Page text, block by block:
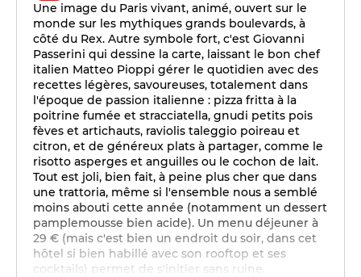
Une image du Paris vivant, animé, ouvert sur le
monde sur les mythiques grands boulevards, à
côté du Rex. Autre symbole fort, c'est Giovanni
Passerini qui dessine la carte, laissant le bon chef
italien Matteo Pioppi gérer le quotidien avec des
recettes légères, savoureuses, totalement dans
l'époque de passion italienne : pizza fritta à la
poitrine fumée et stracciatella, gnudi petits pois
fèves et artichauts, raviolis taleggio poireau et
citron, et de généreux plats à partager, comme le
risotto asperges et anguilles ou le cochon de lait.
Tout est joli, bien fait, à peine plus cher que dans
une trattoria, même si l'ensemble nous a semblé
moins abouti cette année (notamment un dessert
pamplemousse bien acide). Un menu déjeuner à
29 € (mais c'est bien un endroit du soir, dans cet
hôtel si bien habillé avec son rooftop et ses
cocktails) permet de s'initier sans ruine.